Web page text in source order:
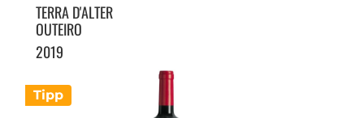
Tipp
TERRA D'ALTER
OUTEIRO
2019